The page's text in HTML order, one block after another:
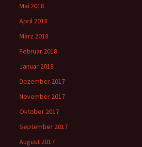
Mai 2018
April 2018
März 2018
Februar 2018
Januar 2018
Dezember 2017
November 2017
Oktober 2017
September 2017
August 2017